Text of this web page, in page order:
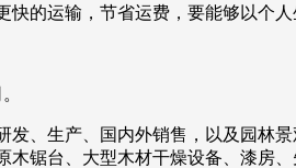
快的运输，节省运费，要能够以个
发、生产、国内外销售，以及园林
木锯台、大型木材干燥设备、漆房